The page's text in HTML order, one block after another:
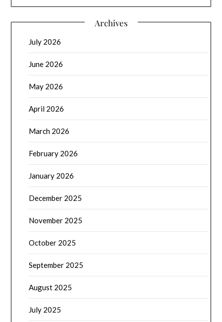
Archives
July 2026
June 2026
May 2026
April 2026
March 2026
February 2026
January 2026
December 2025
November 2025
October 2025
September 2025
August 2025
July 2025